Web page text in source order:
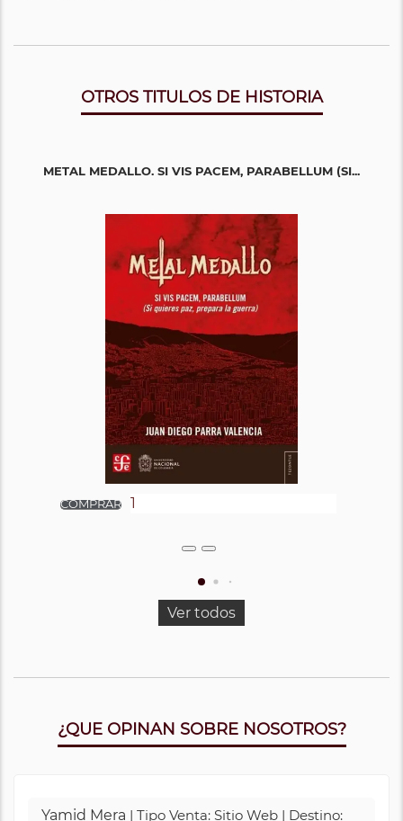
OTROS TITULOS DE HISTORIA
METAL MEDALLO. SI VIS PACEM, PARABELLUM (SI...
Ver todos
¿QUE OPINAN SOBRE NOSOTROS?
Yamid Mera | Tipo Venta: Sitio Web | Destino: